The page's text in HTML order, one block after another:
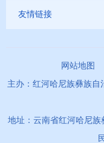
友情链接
网站地图
主办：红河哈尼族彝族自
地址：云南省红河哈尼